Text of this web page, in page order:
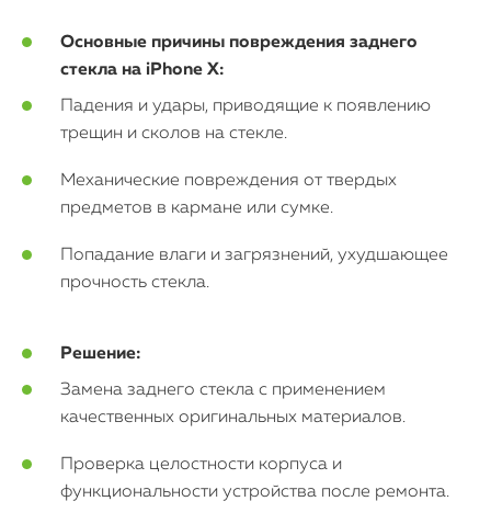
MacBook
Watch
iPad
iMac
Контакты
Статьи
Основные причины повреждения заднего
стекла на iPhone X:
Падения и удары, приводящие к появлению
трещин и сколов на стекле.
Механические повреждения от твердых
предметов в кармане или сумке.
Попадание влаги и загрязнений, ухудшающее
прочность стекла.
Решение:
Замена заднего стекла с применением
качественных оригинальных материалов.
Проверка целостности корпуса и
функциональности устройства после ремонта.